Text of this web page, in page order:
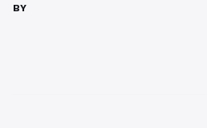
penceritaan. Teknik ini tidak
BY